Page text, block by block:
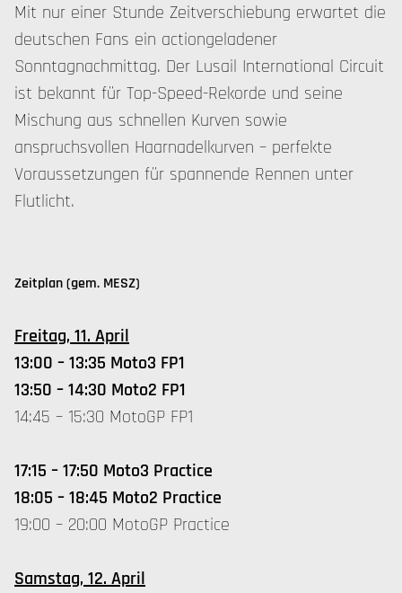
Mit nur einer Stunde Zeitverschiebung erwartet die
deutschen Fans ein actiongeladener
Sonntagnachmittag. Der Lusail International Circuit
ist bekannt für Top-Speed-Rekorde und seine
Mischung aus schnellen Kurven sowie
anspruchsvollen Haarnadelkurven – perfekte
Voraussetzungen für spannende Rennen unter
Flutlicht.
Zeitplan (gem. MESZ)
Freitag, 11. April
13:00 – 13:35 Moto3 FP1
13:50 – 14:30 Moto2 FP1
14:45 – 15:30 MotoGP FP1
17:15 – 17:50 Moto3 Practice
18:05 – 18:45 Moto2 Practice
19:00 – 20:00 MotoGP Practice
Samstag, 12. April